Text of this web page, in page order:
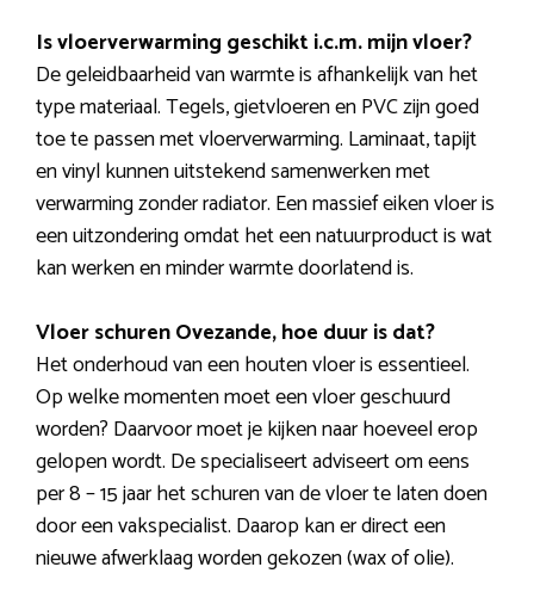
Is vloerverwarming geschikt i.c.m. mijn vloer?
De geleidbaarheid van warmte is afhankelijk van het
type materiaal. Tegels, gietvloeren en PVC zijn goed
toe te passen met vloerverwarming. Laminaat, tapijt
en vinyl kunnen uitstekend samenwerken met
verwarming zonder radiator. Een massief eiken vloer is
een uitzondering omdat het een natuurproduct is wat
kan werken en minder warmte doorlatend is.
Vloer schuren Ovezande, hoe duur is dat?
Het onderhoud van een houten vloer is essentieel.
Op welke momenten moet een vloer geschuurd
worden? Daarvoor moet je kijken naar hoeveel erop
gelopen wordt. De specialiseert adviseert om eens
per 8 – 15 jaar het schuren van de vloer te laten doen
door een vakspecialist. Daarop kan er direct een
nieuwe afwerklaag worden gekozen (wax of olie).